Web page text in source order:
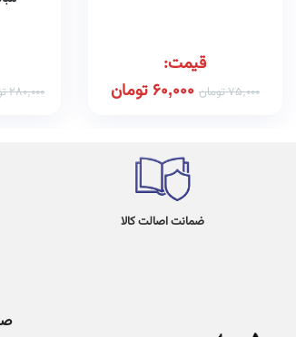
قیمت:
75,000تومان 60,000 تومان 280,000
ضمانت اصالت کالا